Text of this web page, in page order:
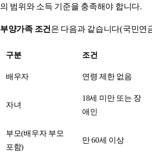
의 범위와 소득 기준을 충족해야 합니다.
부양가족 조건은 다음과 같습니다(국민연
구분 조건
배우자 연령 제한 없음
자녀
18세 미만 또는 장
애인
부모(배우자 부모
포함)
만 60세 이상